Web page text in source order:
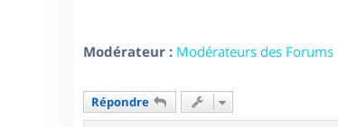
Modérateur : Modérateurs des Forums
Répondre